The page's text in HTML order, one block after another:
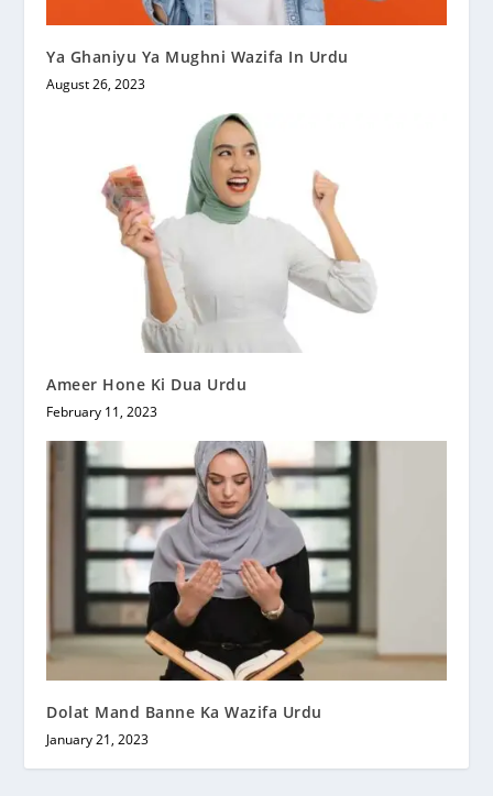
Ya Ghaniyu Ya Mughni Wazifa In Urdu
August 26, 2023
Ameer Hone Ki Dua Urdu
February 11, 2023
Dolat Mand Banne Ka Wazifa Urdu
January 21, 2023